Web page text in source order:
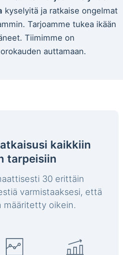
kyselyitä ja ratkaise ongelmat
Tarjoamme tukea ikään
Tiimimme on
auttamaan.
kaikkiin
tarpeisiin
30 erittäin
varmistaaksesi, että
määritetty oikein.